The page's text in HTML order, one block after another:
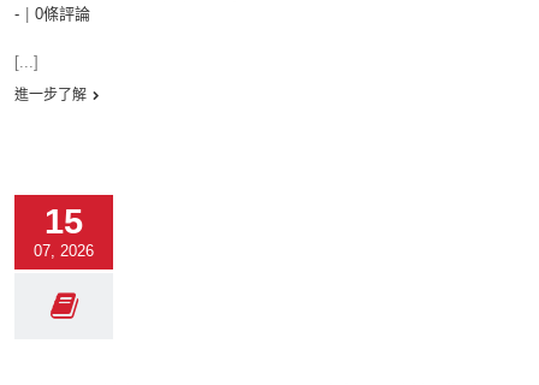
-
0條評論
[...]
進一步了解
15
07, 2026